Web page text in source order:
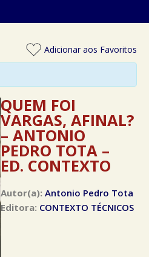
Adicionar aos Favoritos
QUEM FOI
VARGAS, AFINAL?
– ANTONIO
PEDRO TOTA –
ED. CONTEXTO
Autor(a):Antonio Pedro Tota
Editora: CONTEXTO TÉCNICOS